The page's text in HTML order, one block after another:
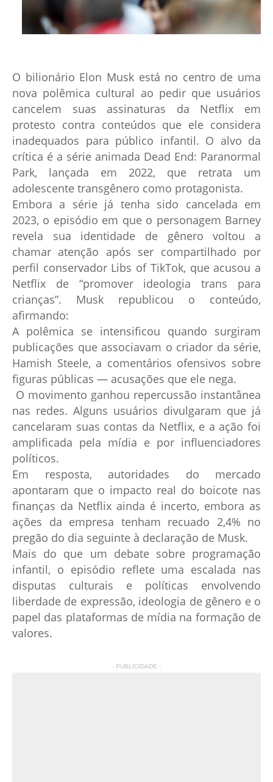
O bilionário Elon Musk está no centro de uma
nova polêmica cultural ao pedir que usuários
cancelem suas assinaturas da Netflix em
protesto contra conteúdos que ele considera
inadequados para público infantil. O alvo da
crítica é a série animada Dead End: Paranormal
Park, lançada em 2022, que retrata um
adolescente transgênero como protagonista.
Embora a série já tenha sido cancelada em
2023, o episódio em que o personagem Barney
revela sua identidade de gênero voltou a
chamar atenção após ser compartilhado por
perfil conservador Libs of TikTok, que acusou a
Netflix de “promover ideologia trans para
crianças”. Musk republicou o conteúdo,
afirmando:
A polêmica se intensificou quando surgiram
publicações que associavam o criador da série,
Hamish Steele, a comentários ofensivos sobre
figuras públicas — acusações que ele nega.
O movimento ganhou repercussão instantânea
nas redes. Alguns usuários divulgaram que já
cancelaram suas contas da Netflix, e a ação foi
amplificada pela mídia e por influenciadores
políticos.
Em resposta, autoridades do mercado
apontaram que o impacto real do boicote nas
finanças da Netflix ainda é incerto, embora as
ações da empresa tenham recuado 2,4% no
pregão do dia seguinte à declaração de Musk.
Mais do que um debate sobre programação
infantil, o episódio reflete uma escalada nas
disputas culturais e políticas envolvendo
liberdade de expressão, ideologia de gênero e o
papel das plataformas de mídia na formação de
valores.
- PUBLICIDADE -